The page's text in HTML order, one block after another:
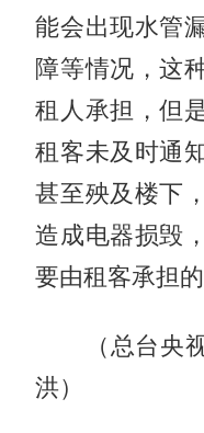
能会出现水管
障等情况，这
租人承担，但
租客未及时通
甚至殃及楼下
造成电器损毁
要由租客承担的
（总台央视
洪）